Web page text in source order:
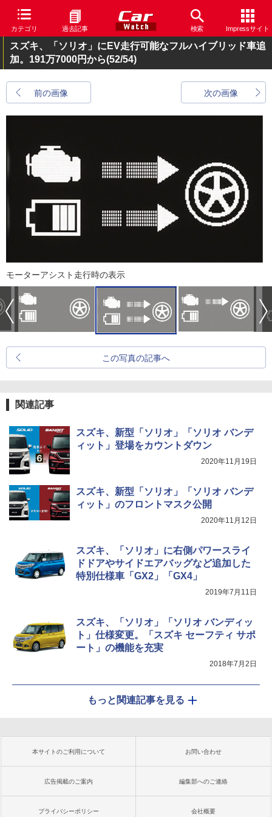
カテゴリ 過去記事 検索 Impressサイト
スズキ、「ソリオ」にEV走行可能なフルハイブリッド車追
加。191万7000円から(52/54)
前の画像 次の画像
モーターアシスト走行時の表示
この写真の記事へ
関連記事
スズキ、新型「ソリオ」「ソリオ バンデ
ィット」登場をカウントダウン
2020年11月19日
スズキ、新型「ソリオ」「ソリオ バンデ
ィット」のフロントマスク公開
2020年11月12日
スズキ、「ソリオ」に右側パワースライ
ドドアやサイドエアバッグなど追加した
特別仕様車「GX2」「GX4」
2019年7月11日
スズキ、「ソリオ」「ソリオ バンディッ
ト」仕様変更。「スズキ セーフティ サポ
ート」の機能を充実
2018年7月2日
もっと関連記事を見る
本サイトのご利用について お問い合わせ
広告掲載のご案内 編集部へのご連絡
プライバシーポリシー 会社概要